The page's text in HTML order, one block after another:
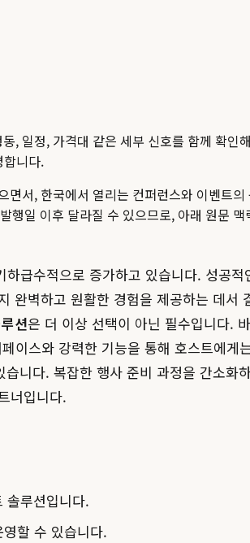
, 일정, 가격대 같은 세부 신호를 함께 확인
니다.
서, 한국에서 열리는 컨퍼런스와 이벤트
행일 이후 달라질 수 있으므로, 아래 원문
급수적으로 증가하고 있습니다. 성공적
완벽하고 원활한 경험을 제공하는 데서
션은 더 이상 선택이 아닌 필수입니다.
이스와 강력한 기능을 통해 호스트에게
니다. 복잡한 행사 준비 과정을 간소화
너입니다.
솔루션입니다.
할 수 있습니다.